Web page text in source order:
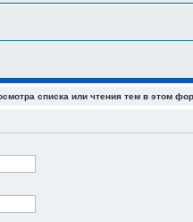
списка или чтения тем в этом